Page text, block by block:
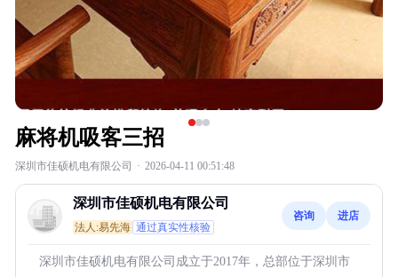
麻将机吸客三招
深圳市佳硕机电有限公司 · 2026-04-11 00:51:48
深圳市佳硕机电有限公司
法人:易先海 通过真实性核验
咨询 进店
深圳市佳硕机电有限公司成立于2017年，总部位于深圳市